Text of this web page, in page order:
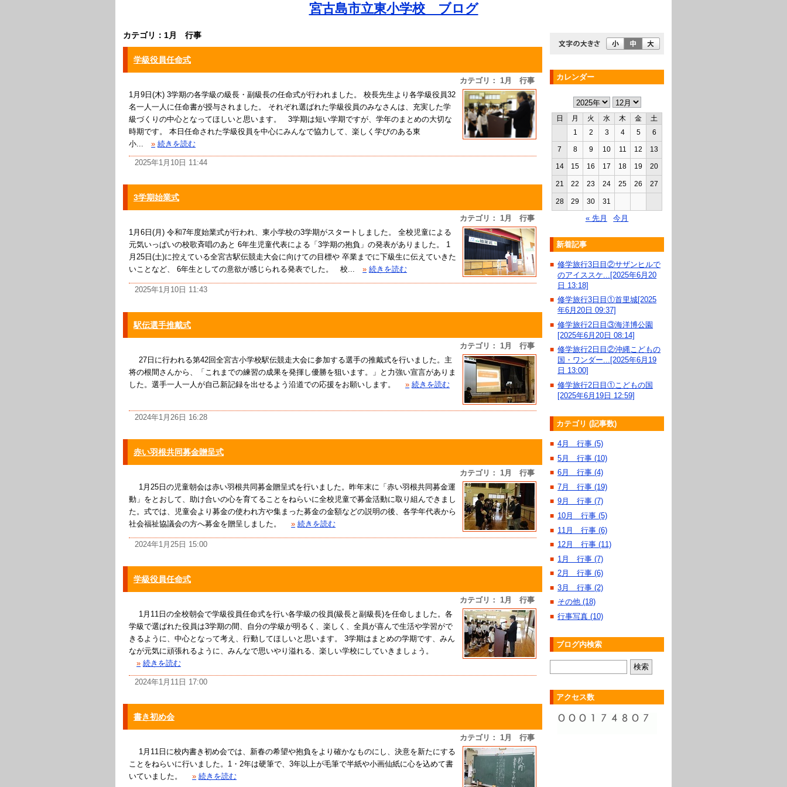
宮古島市立東小学校 ブログ
カテゴリ：1月 行事
学級役員任命式
カテゴリ： 1月 行事
1月9日(木) 3学期の各学級の級長・副級長の任命式が行われました。 校長先生より各学級役員32
名一人一人に任命書が授与されました。 それぞれ選ばれた学級役員のみなさんは、充実した学
級づくりの中心となってほしいと思います。 3学期は短い学期ですが、学年のまとめの大切な
時期です。 本日任命された学級役員を中心にみんなで協力して、楽しく学びのある東
小...
» 続きを読む
2025年1月10日 11:44
3学期始業式
カテゴリ： 1月 行事
1月6日(月) 令和7年度始業式が行われ、東小学校の3学期がスタートしました。 全校児童による
元気いっぱいの校歌斉唱のあと 6年生児童代表による「3学期の抱負」の発表がありました。 1
月25日(土)に控えている全宮古駅伝競走大会に向けての目標や 卒業までに下級生に伝えていきた
いことなど、 6年生としての意欲が感じられる発表でした。 校...
» 続きを読む
2025年1月10日 11:43
駅伝選手推戴式
カテゴリ： 1月 行事
27日に行われる第42回全宮古小学校駅伝競走大会に参加する選手の推戴式を行いました。主
将の根間さんから、「これまでの練習の成果を発揮し優勝を狙います。」と力強い宣言がありま
した。選手一人一人が自己新記録を出せるよう沿道での応援をお願いします。
» 続きを読む
2024年1月26日 16:28
赤い羽根共同募金贈呈式
カテゴリ： 1月 行事
1月25日の児童朝会は赤い羽根共同募金贈呈式を行いました。昨年末に「赤い羽根共同募金運
動」をとおして、助け合いの心を育てることをねらいに全校児童で募金活動に取り組んできまし
た。式では、児童会より募金の使われ方や集まった募金の金額などの説明の後、各学年代表から
社会福祉協議会の方へ募金を贈呈しました。
» 続きを読む
2024年1月25日 15:00
学級役員任命式
カテゴリ： 1月 行事
1月11日の全校朝会で学級役員任命式を行い各学級の役員(級長と副級長)を任命しました。各
学級で選ばれた役員は3学期の間、自分の学級が明るく、楽しく、全員が喜んで生活や学習がで
きるように、中心となって考え、行動してほしいと思います。 3学期はまとめの学期です、みん
なが元気に頑張れるように、みんなで思いやり溢れる、楽しい学校にしていきましょう。
» 続きを読む
2024年1月11日 17:00
書き初め会
カテゴリ： 1月 行事
1月11日に校内書き初め会では、新春の希望や抱負をより確かなものにし、決意を新たにする
ことをねらいに行いました。1・2年は硬筆で、3年以上が毛筆で半紙や小画仙紙に心を込めて書
いていました。
» 続きを読む
カレンダー
日 月 火 水 木 金
土
1
2 3 4 5 6
7 8 9 10 11 12 13
14 15 16 17 18 19 20
21 22 23 24 25 26 27
28 29 30 31
« 先月 今月
新着記事
■ 修学旅行3日目②サザンヒルで
のアイススケ...[2025年6月20
日 13:18]
■ 修学旅行3日目①首里城[2025
年6月20日 09:37]
■ 修学旅行2日目③海洋博公園
[2025年6月20日 08:14]
■ 修学旅行2日目②沖縄こどもの
国・ワンダー...[2025年6月19
日 13:00]
■ 修学旅行2日目①こどもの国
[2025年6月19日 12:59]
カテゴリ (記事数)
■ 4月 行事 (5)
■ 5月 行事 (10)
■ 6月 行事 (4)
■ 7月 行事 (19)
■ 9月 行事 (7)
■ 10月 行事 (5)
■ 11月 行事 (6)
■ 12月 行事 (11)
■ 1月 行事 (7)
■ 2月 行事 (6)
■ 3月 行事 (2)
■ その他 (18)
■ 行事写真 (10)
ブログ内検索
アクセス数